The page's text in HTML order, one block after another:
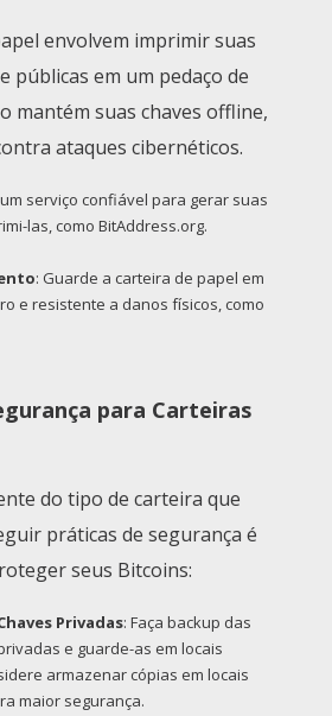
envolvem imprimir suas
públicas em um pedaço de
mantém suas chaves offline,
ataques cibernéticos.
serviço confiável para gerar suas
las, como BitAddress.org.
: Guarde a carteira de papel em
e resistente a danos físicos, como
para Carteiras
do tipo de carteira que
práticas de segurança é
seus Bitcoins:
Privadas: Faça backup das
e guarde-as em locais
armazenar cópias em locais
maior segurança.